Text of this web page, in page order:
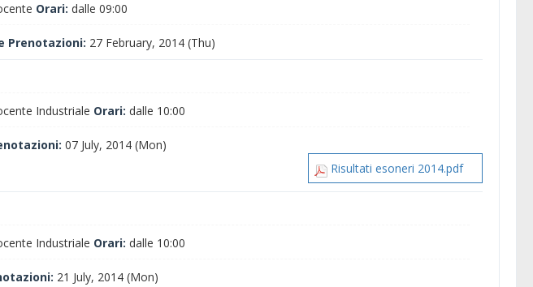
Orari: dalle 09:00
Prenotazioni: 27 February, 2014 (Thu)
Industriale Orari: dalle 10:00
07 July, 2014 (Mon)
Risultati esoneri 2014.pdf
Industriale Orari: dalle 10:00
21 July, 2014 (Mon)